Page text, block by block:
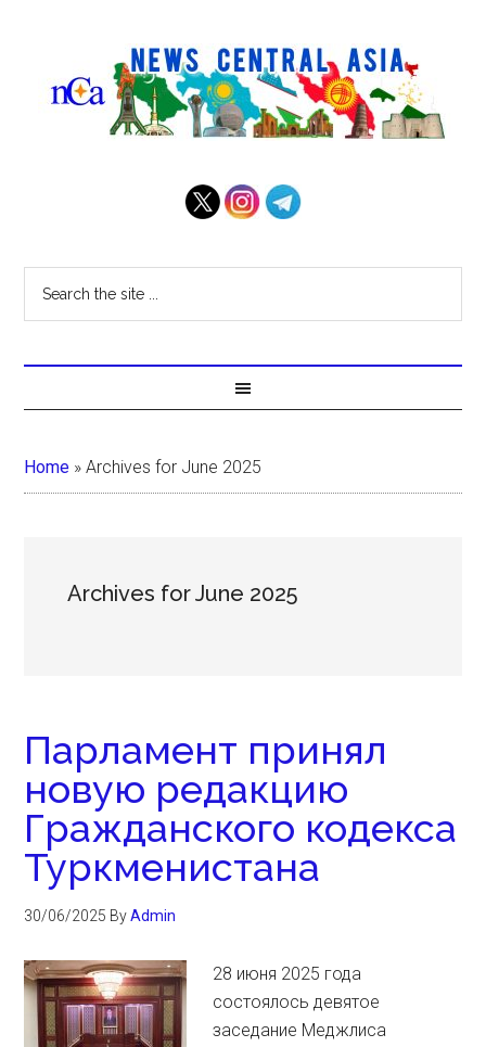
Home »Archives for June 2025
Archives for June 2025
Парламент принял
новую редакцию
Гражданского кодекса
Туркменистана
30/06/2025 ByAdmin
28 июня 2025 года
состоялось девятое
заседание Меджлиса